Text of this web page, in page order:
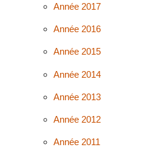
Année 2017
Année 2016
Année 2015
Année 2014
Année 2013
Année 2012
Année 2011